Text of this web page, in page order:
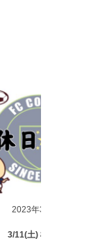
2023年3月11日
3/11(土) 椚田TRM